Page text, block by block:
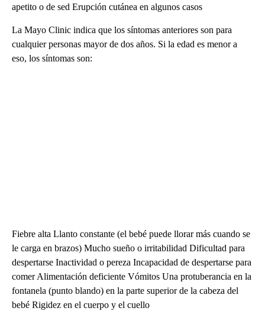
apetito o de sed Erupción cutánea en algunos casos
La Mayo Clinic indica que los síntomas anteriores son para
cualquier personas mayor de dos años. Si la edad es menor a
eso, los síntomas son:
Fiebre alta Llanto constante (el bebé puede llorar más cuando se
le carga en brazos) Mucho sueño o irritabilidad Dificultad para
despertarse Inactividad o pereza Incapacidad de despertarse para
comer Alimentación deficiente Vómitos Una protuberancia en la
fontanela (punto blando) en la parte superior de la cabeza del
bebé Rigidez en el cuerpo y el cuello